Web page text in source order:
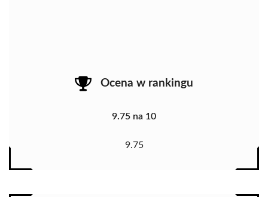
Ocena w rankingu
9.75 na 10
9.75